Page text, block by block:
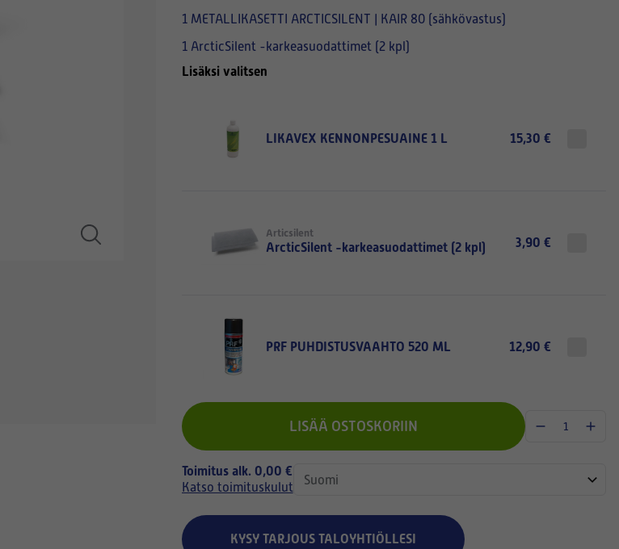
1 METALLIKASETTI ARCTICSILENT | KAIR 80 (sähkövastus)
1 ArcticSilent -karkeasuodattimet (2 kpl)
Lisäksi valitsen
LIKAVEX KENNONPESUAINE 1 L 15,30 €
Articsilent
ArcticSilent -karkeasuodattimet (2 kpl) 3,90 €
PRF PUHDISTUSVAAHTO 520 ML 12,90 €
LISÄÄ OSTOSKORIIN
Toimitus alk. 0,00 €
Katso toimituskulut
KYSY TARJOUS TALOYHTIÖLLESI